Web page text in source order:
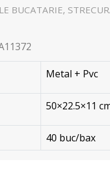
BUCATARIE,
Metal + Pvc
50×22.5×11
40 buc/bax